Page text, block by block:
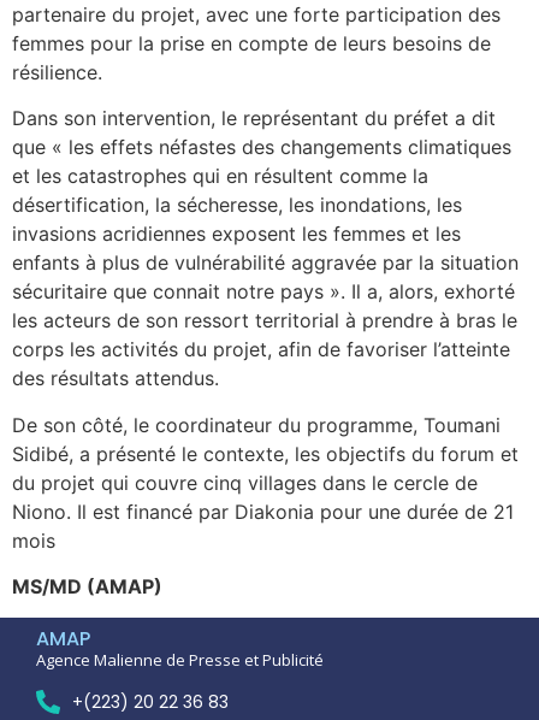
partenaire du projet, avec une forte participation des
femmes pour la prise en compte de leurs besoins de
résilience.
Dans son intervention, le représentant du préfet a dit
que « les effets néfastes des changements climatiques
et les catastrophes qui en résultent comme la
désertification, la sécheresse, les inondations, les
invasions acridiennes exposent les femmes et les
enfants à plus de vulnérabilité aggravée par la situation
sécuritaire que connait notre pays ». Il a, alors, exhorté
les acteurs de son ressort territorial à prendre à bras le
corps les activités du projet, afin de favoriser l’atteinte
des résultats attendus.
De son côté, le coordinateur du programme, Toumani
Sidibé, a présenté le contexte, les objectifs du forum et
du projet qui couvre cinq villages dans le cercle de
Niono. Il est financé par Diakonia pour une durée de 21
mois
MS/MD (AMAP)
AMAP
Agence Malienne de Presse et Publicité
+(223) 20 22 36 83